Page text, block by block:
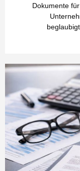
Dokumente